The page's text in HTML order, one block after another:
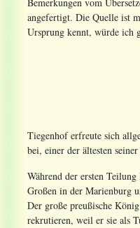
Bemerkungen vom
angefertigt. Die Quelle ist
Ursprung kennt, würde ich
Tiegenhof erfreute sich
bei, einer der ältesten
Während der ersten
Großen in der Marienburg
Der große preußische
rekrutieren, weil er sie als